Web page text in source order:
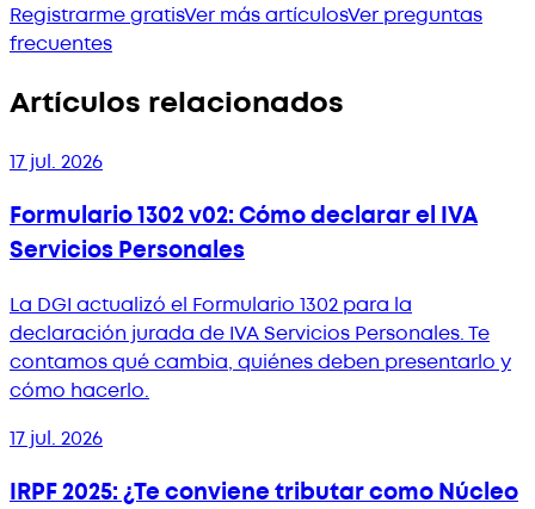
Registrarme gratisVer más artículosVer preguntas
frecuentes
Artículos relacionados
17 jul. 2026
Formulario 1302 v02: Cómo declarar el IVA
Servicios Personales
La DGI actualizó el Formulario 1302 para la
declaración jurada de IVA Servicios Personales. Te
contamos qué cambia, quiénes deben presentarlo y
cómo hacerlo.
17 jul. 2026
IRPF 2025: ¿Te conviene tributar como Núcleo